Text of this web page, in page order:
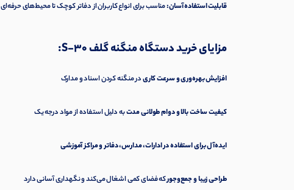
قابلیت استفاده آسان:مناسب برای انواع کاربران از دفاتر کوچک تا محیط‌های حرفه‌ای
مزایای خرید دستگاه منگنه گلف S-30:
افزایش بهره‌وری و سرعت کاریدر منگنه کردن اسناد و مدارک
کیفیت ساخت بالا و دوام طولانی مدتبه دلیل استفاده از مواد درجه یک
ایده‌آل برای استفاده در ادارات، مدارس، دفاتر و مراکز آموزشی
طراحی زیبا و جمع‌وجورکه فضای کمی اشغال می‌کند و نگهداری آسانی دارد